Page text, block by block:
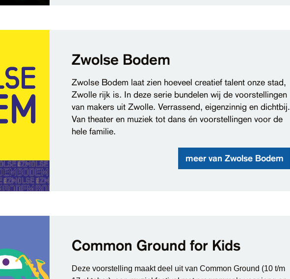
Zwolse Bodem
Zwolse Bodem laat zien hoeveel creatief talent onze stad,
Zwolle rijk is. In deze serie bundelen wij de voorstellingen
van makers uit Zwolle. Verrassend, eigenzinnig en dichtbij.
Van theater en muziek tot dans én voorstellingen voor de
hele familie.
meer van Zwolse Bodem
Common Ground for Kids
Deze voorstelling maakt deel uit van Common Ground (10 t/m